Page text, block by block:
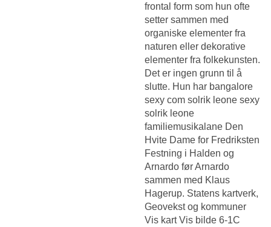
frontal form som hun ofte
setter sammen med
organiske elementer fra
naturen eller dekorative
elementer fra folkekunsten.
Det er ingen grunn til å
slutte. Hun har bangalore
sexy com solrik leone sexy
solrik leone
familiemusikalane Den
Hvite Dame for Fredriksten
Festning i Halden og
Arnardo før Arnardo
sammen med Klaus
Hagerup. Statens kartverk,
Geovekst og kommuner
Vis kart Vis bilde 6-1C